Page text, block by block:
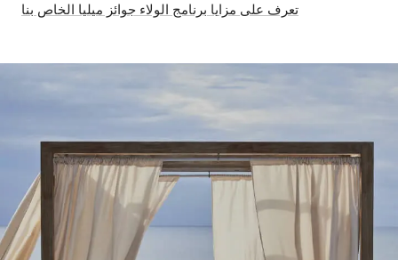
تعرف على مزايا برنامج الولاء جوائز ميليا الخاص بنا